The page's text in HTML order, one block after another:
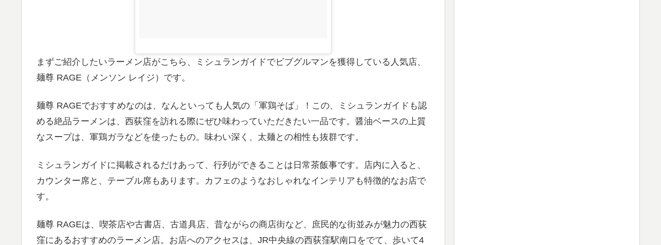
まずご紹介したいラーメン店がこちら、ミシュランガイドでビブグルマンを獲得している人気店、
麺尊 RAGE（メンソン レイジ）です。
麺尊 RAGEでおすすめなのは、なんといっても人気の「軍鶏そば」！この、ミシュランガイドも認
める絶品ラーメンは、西荻窪を訪れる際にぜひ味わっていただきたい一品です。醤油ベースの上質
なスープは、軍鶏ガラなどを使ったもの。味わい深く、太麺との相性も抜群です。
ミシュランガイドに掲載されるだけあって、行列ができることは日常茶飯事です。店内に入ると、
カウンター席と、テーブル席もあります。カフェのようなおしゃれなインテリアも特徴的なお店で
す。
麺尊 RAGEは、喫茶店や古書店、古道具店、昔ながらの商店街など、庶民的な街並みが魅力の西荻
窪にあるおすすめのラーメン店。お店へのアクセスは、JR中央線の西荻窪駅南口をでて、歩いて4